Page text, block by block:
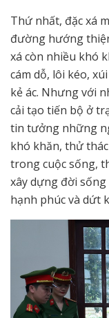
Thứ nhất, đặc xá
đường hướng
xá còn nhiều khó
cám dỗ, lôi kéo,
kẻ ác. Nhưng với
cải tạo tiến bộ ở
tin tưởng những
khó khăn, thử
trong cuộc sống,
xây dựng đời
hạnh phúc và dứt